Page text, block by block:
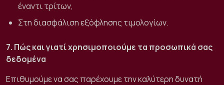
έναντι τρίτων,
Στη διασφάλιση εξόφλησης τιμολογίων.
7. Πώς και γιατί χρησιμοποιούμε τα προσωπικά σας
δεδομένα
Επιθυμούμε να σας παρέχουμε την καλύτερη δυνατή